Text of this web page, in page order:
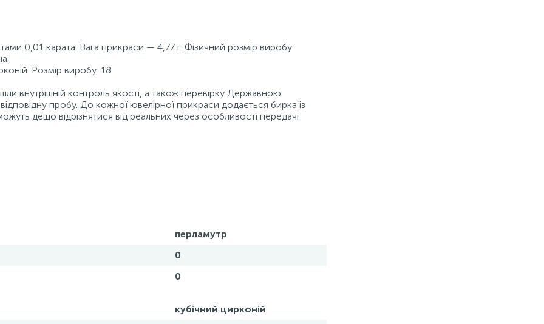
0,01 карата. Вага прикраси — 4,77 г. Фізичний розмір виробу
Розмір виробу: 18
внутрішній контроль якості, а також перевірку Державною
пробу. До кожної ювелірної прикраси додається бирка із
дещо відрізнятися від реальних через особливості передачі
перламутр
0
0
кубічний цирконій